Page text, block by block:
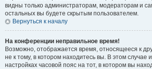
видны только администраторам, модераторам и
остальных вы будете скрытым пользователем.
Вернуться к началу
На конференции неправильное время!
Возможно, отображается время, относящееся к
не к тому, в котором находитесь вы. В этом случае
настройках часовой пояс на тот, в котором вы